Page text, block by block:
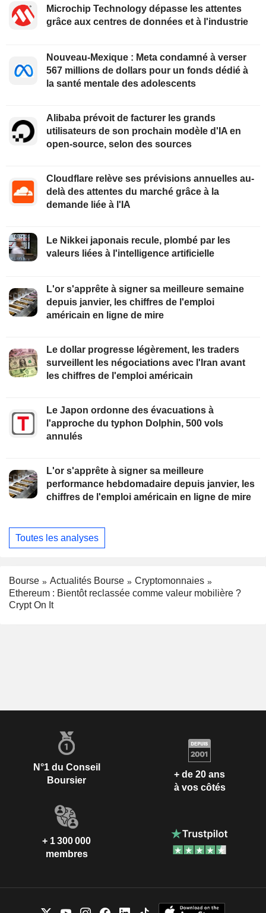
Microchip Technology dépasse les attentes
grâce aux centres de données et à l'industrie
Nouveau-Mexique : Meta condamné à verser
567 millions de dollars pour un fonds dédié à
la santé mentale des adolescents
Alibaba prévoit de facturer les grands
utilisateurs de son prochain modèle d'IA en
open-source, selon des sources
Cloudflare relève ses prévisions annuelles au-
delà des attentes du marché grâce à la
demande liée à l'IA
Le Nikkei japonais recule, plombé par les
valeurs liées à l'intelligence artificielle
L'or s'apprête à signer sa meilleure semaine
depuis janvier, les chiffres de l'emploi
américain en ligne de mire
Le dollar progresse légèrement, les traders
surveillent les négociations avec l'Iran avant
les chiffres de l'emploi américain
Le Japon ordonne des évacuations à
l'approche du typhon Dolphin, 500 vols
annulés
L'or s'apprête à signer sa meilleure
performance hebdomadaire depuis janvier, les
chiffres de l'emploi américain en ligne de mire
Toutes les analyses
Bourse Actualités Bourse
Cryptomonnaies
Ethereum : Bientôt reclassée comme valeur mobilière ?
Crypt On It
N°1 du Conseil
Boursier
+ de 20 ans
à vos côtés
+ 1 300 000
membres